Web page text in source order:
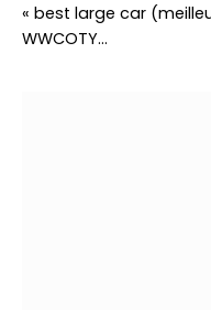
« best large car
WWCOTY…